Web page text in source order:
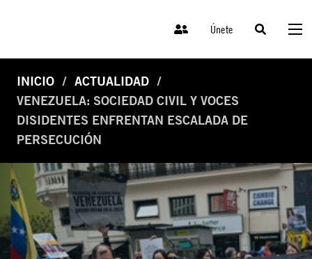
Únete
INICIO
ACTUALIDAD
VENEZUELA: SOCIEDAD CIVIL Y VOCES
DISIDENTES ENFRENTAN ESCALADA DE
PERSECUCIÓN